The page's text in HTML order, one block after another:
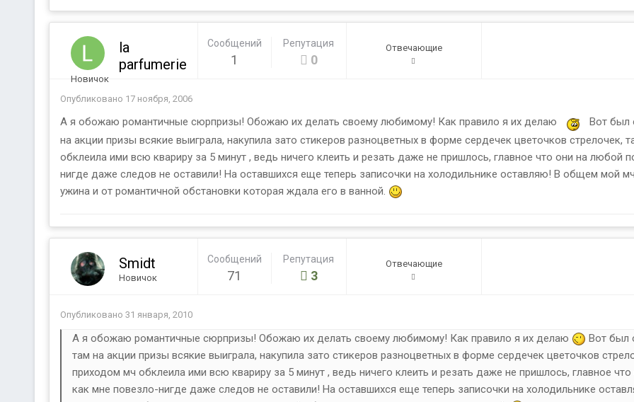
la
parfumerie
Новичок
Сообщений
1
Репутация
0
Отвечающие
Опубликовано 17 ноября, 2006
А я обожаю романтичные сюрпризы! Обожаю их делать своему любимому! Как правило я их делаю
Вот был
на акции призы всякие выиграла, накупила зато стикеров разноцветных в форме сердечек цветочков
обклеила ими всю квариру за 5 минут , ведь ничего клеить и резать даже не пришлось, главное что они на любой
нигде даже следов не оставили! На оставшихся еще теперь записочки на холодильнике оставляю! В общем мой
ужина и от романтичной обстановки которая ждала его в ванной.
Smidt
Новичок
Сообщений
71
Репутация
3
Отвечающие
Опубликовано 31 января, 2010
А я обожаю романтичные сюрпризы! Обожаю их делать своему любимому! Как правило я их делаю
Вот был
там на акции призы всякие выиграла, накупила зато стикеров разноцветных в форме сердечек цветочков
приходом мч обклеила ими всю квариру за 5 минут , ведь ничего клеить и резать даже не пришлось, главное
как мне повезло-нигде даже следов не оставили! На оставшихся еще теперь записочки на холодильнике